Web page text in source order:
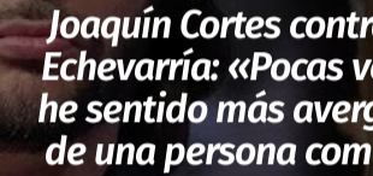
Joaquín Cortes
Echevarría: «Pocas
he sentido más
de una persona